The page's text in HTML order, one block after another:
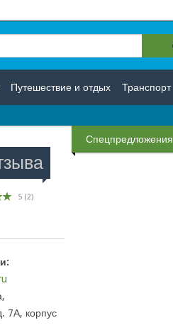
Путешествие и отдых Транспорт
5 (2)
7А, корпус
Спецпредложения